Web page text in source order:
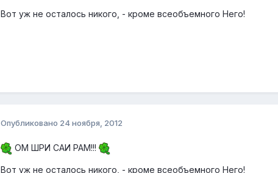
Вот уж не осталось никого, - кроме всеобъемного Него!
Опубликовано 24 ноября, 2012
ОМ ШРИ САИ РАМ!!!
Вот уж не осталось никого, - кроме всеобъемного Него!